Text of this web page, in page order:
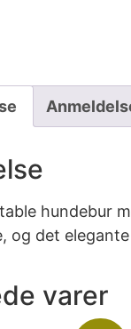
hundebur
og det
varer